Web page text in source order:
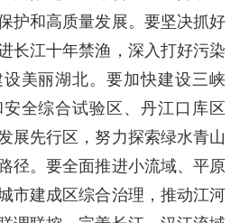
护和高质量发展。要坚决抓好
长江十年禁渔，深入打好污染
美丽湖北。要加快建设三峡
安全综合试验区、丹江口库区
展先行区，努力探索绿水青山
径。要全面推进小流域、平原
市建成区综合治理，推动江河